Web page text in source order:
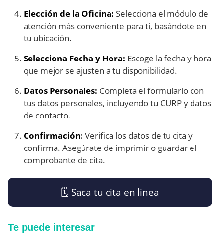
Elección de la Oficina: Selecciona el módulo de
atención más conveniente para ti, basándote en
tu ubicación.
Selecciona Fecha y Hora: Escoge la fecha y hora
que mejor se ajusten a tu disponibilidad.
Datos Personales: Completa el formulario con
tus datos personales, incluyendo tu CURP y datos
de contacto.
Confirmación: Verifica los datos de tu cita y
confirma. Asegúrate de imprimir o guardar el
comprobante de cita.
🗓️​ Saca tu cita en linea
Te puede interesar